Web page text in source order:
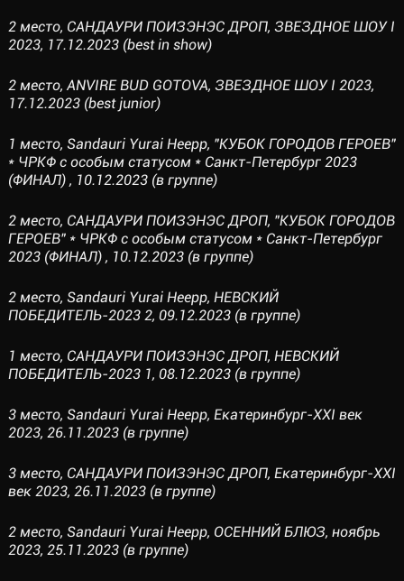
2 место, САНДАУРИ ПОИЗЭНЭС ДРОП, ЗВЕЗДНОЕ ШОУ I
2023, 17.12.2023 (best in show)
2 место, ANVIRE BUD GOTOVA, ЗВЕЗДНОЕ ШОУ I 2023,
17.12.2023 (best junior)
1 место, Sandauri Yurai Heepp, "КУБОК ГОРОДОВ ГЕРОЕВ"
* ЧРКФ с особым статусом * Санкт-Петербург 2023
(ФИНАЛ) , 10.12.2023 (в группе)
2 место, САНДАУРИ ПОИЗЭНЭС ДРОП, "КУБОК ГОРОДОВ
ГЕРОЕВ" * ЧРКФ с особым статусом * Санкт-Петербург
2023 (ФИНАЛ) , 10.12.2023 (в группе)
2 место, Sandauri Yurai Heepp, НЕВСКИЙ
ПОБЕДИТЕЛЬ-2023 2, 09.12.2023 (в группе)
1 место, САНДАУРИ ПОИЗЭНЭС ДРОП, НЕВСКИЙ
ПОБЕДИТЕЛЬ-2023 1, 08.12.2023 (в группе)
3 место, Sandauri Yurai Heepp, Екатеринбург-XXI век
2023, 26.11.2023 (в группе)
3 место, САНДАУРИ ПОИЗЭНЭС ДРОП, Екатеринбург-XXI
век 2023, 26.11.2023 (в группе)
2 место, Sandauri Yurai Heepp, ОСЕННИЙ БЛЮЗ, ноябрь
2023, 25.11.2023 (в группе)